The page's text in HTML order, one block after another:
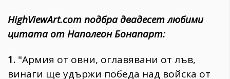
HighViewArt.com подбра двадесет любими
цитата от Наполеон Бонапарт:
1. "Армия от овни, оглавявани от лъв,
винаги ще удържи победа над войска от